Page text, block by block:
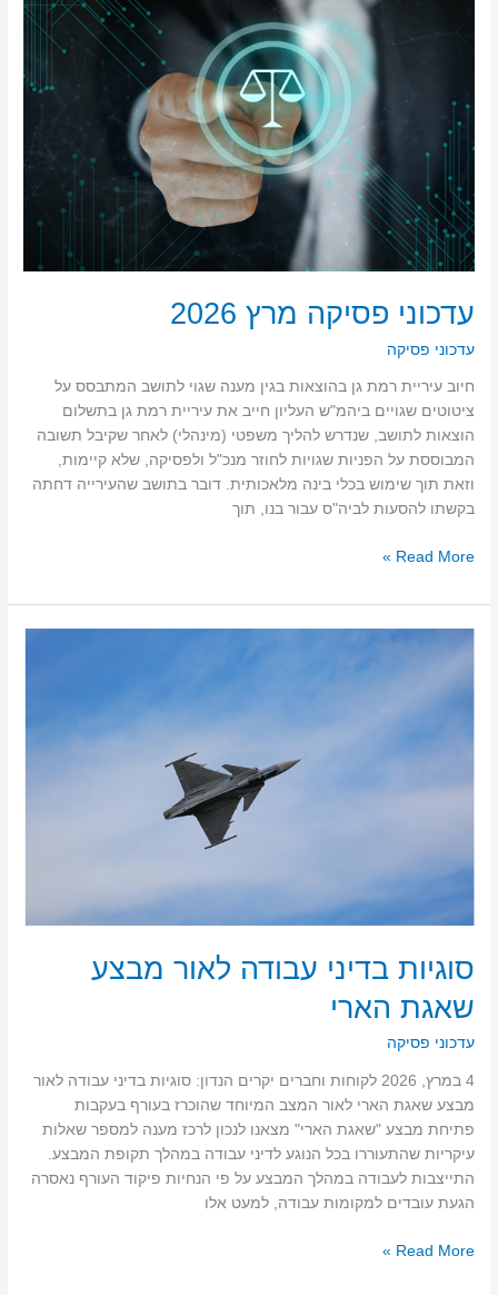
עדכוני פסיקה מרץ 2026
עדכוני פסיקה
חיוב עיריית רמת גן בהוצאות בגין מענה שגוי לתושב המתבסס על
ציטוטים שגויים ביהמ"ש העליון חייב את עיריית רמת גן בתשלום
הוצאות לתושב, שנדרש להליך משפטי (מינהלי) לאחר שקיבל תשובה
המבוססת על הפניות שגויות לחוזר מנכ"ל ולפסיקה, שלא קיימות,
וזאת תוך שימוש בכלי בינה מלאכותית. דובר בתושב שהעירייה דחתה
בקשתו להסעות לביה"ס עבור בנו, תוך
מרץ
Read More »
סוגיות בדיני עבודה לאור מבצע
שאגת הארי
עדכוני פסיקה
4 במרץ, 2026 לקוחות וחברים יקרים הנדון: סוגיות בדיני עבודה לאור
מבצע שאגת הארי לאור המצב המיוחד שהוכרז בעורף בעקבות
פתיחת מבצע "שאגת הארי" מצאנו לנכון לרכז מענה למספר שאלות
עיקריות שהתעוררו בכל הנוגע לדיני עבודה במהלך תקופת המבצע.
התייצבות לעבודה במהלך המבצע על פי הנחיות פיקוד העורף נאסרה
הגעת עובדים למקומות עבודה, למעט אלו
סוגיות
עבודה
Read More »